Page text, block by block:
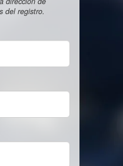
del registro.